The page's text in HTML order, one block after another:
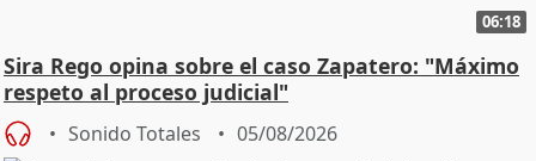
06:18
Sira Rego opina sobre el caso Zapatero: "Máximo
respeto al proceso judicial"
Sonido Totales 05/08/2026